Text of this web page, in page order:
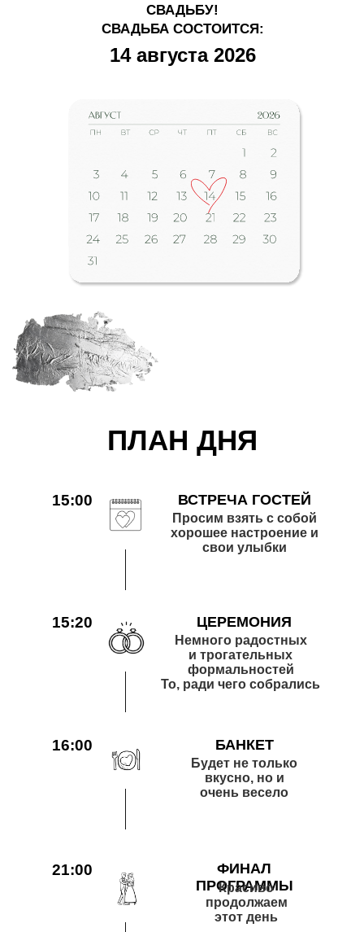
СВАДЬБУ!
СВАДЬБА СОСТОИТСЯ:
14 августа 2026
ПЛАН ДНЯ
15:00
15:20
16:00
21:00
ВСТРЕЧА ГОСТЕЙ
ЦЕРЕМОНИЯ
ФИНАЛ
ПРОГРАММЫ
Немного радостных
и трогательных
формальностей
То, ради чего собрались
Будет не только
вкусно, но и
очень весело
Красиво
продолжаем
этот день
Просим взять с собой
хорошее настроение и
свои улыбки
БАНКЕТ